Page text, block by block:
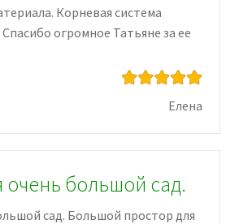
Корневая система
огромное Татьяне за ее
Елена
очень большой сад.
сад. Большой простор для